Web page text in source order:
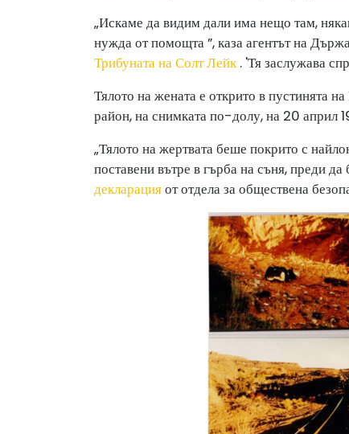
„Искаме да видим дали има нещо там,
нужда от помощта ”, каза агентът на
Трибуната на Солт Лейк. 'Тя заслужава
Тялото на жената е открито в пустинята
район, на снимката по-долу, на 20 април
„Тялото на жертвата беше покрито с
поставени вътре в гърба на съня, преди
декларацияот отдела за обществена